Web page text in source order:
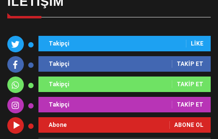
Takipçi LIKE
Takipçi TAKIP ET
Takipçi TAKIP ET
Takipçi TAKIP ET
Abone ABONE OL